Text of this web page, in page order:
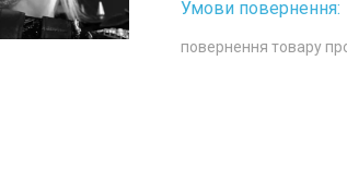
повернення товару